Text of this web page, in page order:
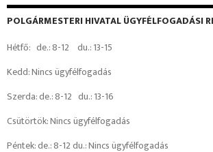
POLGÁRMESTERI HIVATAL ÜGYFÉLFOGADÁSI
Hétfő: de.: 8-12 du.: 13-15
Kedd: Nincs ügyfélfogadás
Szerda: de.: 8-12 du.: 13-16
Csütörtök: Nincs ügyfélfogadás
Péntek: de.: 8-12 du.: Nincs ügyfélfogadás